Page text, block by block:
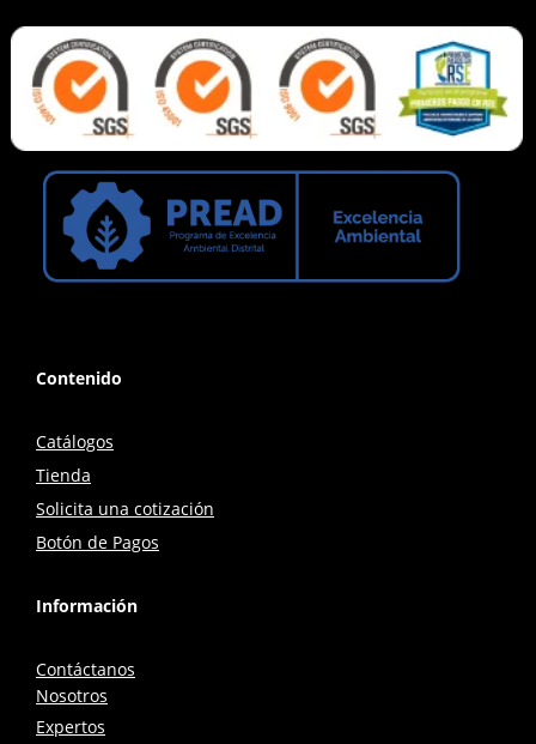
Contenido
Catálogos
Tienda
Solicita una cotización
Botón de Pagos
Información
Contáctanos
Nosotros
Expertos